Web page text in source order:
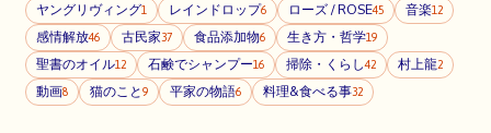
ヤングリヴィング1 レインドロップ6 ローズ / ROSE45 音楽12
感情解放46 古民家37 食品添加物6 生き方・哲学19
聖書のオイル12 石鹸でシャンプー16 掃除・くらし42 村上龍2
動画8 猫のこと9 平家の物語6 料理&食べる事32